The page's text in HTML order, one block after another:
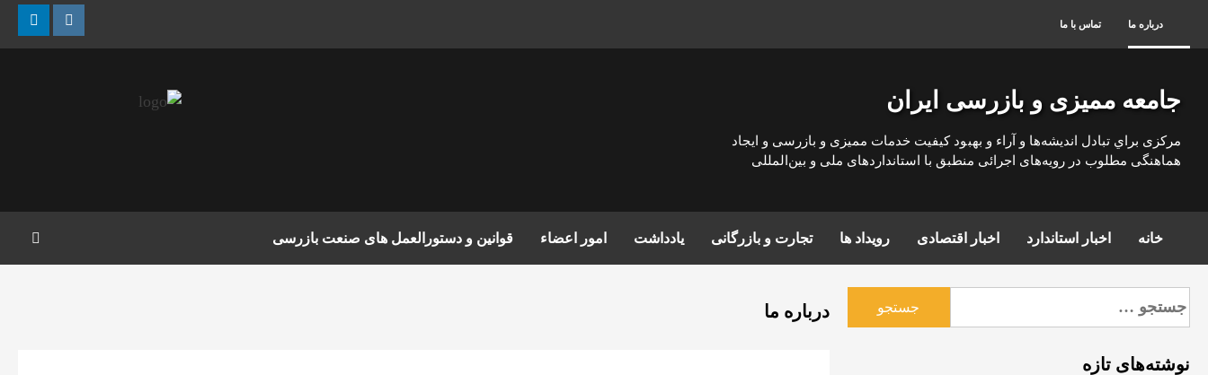
درباره ما تماس با ما Instagram
جامعه ممیزی و بازرسی ایران
مركزی براي تبادل انديشه‌ها و آراء و بهبود كيفيت خدمات مميزی و بازرسی و ايجاد
هماهنگی مطلوب در رويه‌های اجرائی منطبق با استانداردهای ملی و بين‌المللی
خانه اخبار استاندارد اخبار اقتصادی رویداد ها تجارت و بازرگانی یادداشت امور اعضاء قوانین و دستورالعمل های صنعت بازرسی
درباره ما
جستجو
برای:
نوشته‌های تازه